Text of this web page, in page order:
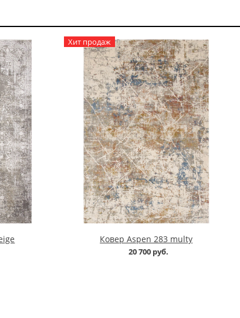
Хит продаж
Ковер Aspen 283 multy
20 700 руб.